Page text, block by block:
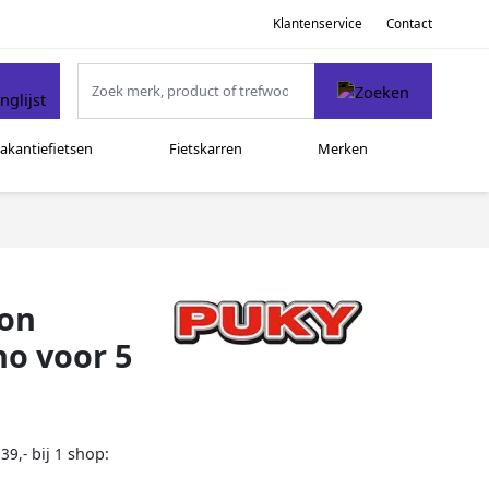
Klantenservice Contact
Fietskarren Merken
voor 5
bij 1 shop: